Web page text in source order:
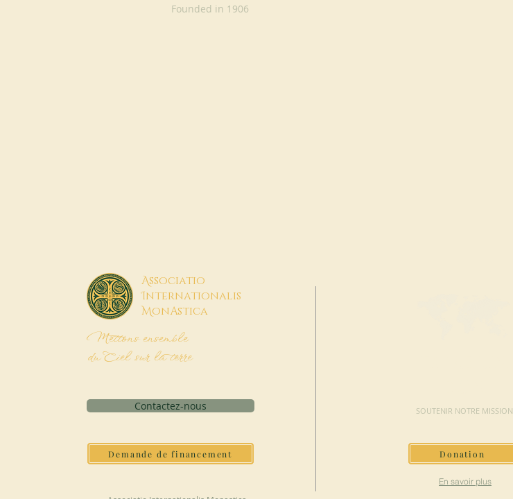
Founded in 1906
Associatio
Internationalis
MonAstica
Mettons ensemble
du Ciel sur la terre
Contactez-nous
Demande de financement
SOUTENIR NOTRE MISSION
Donation
En savoir plus